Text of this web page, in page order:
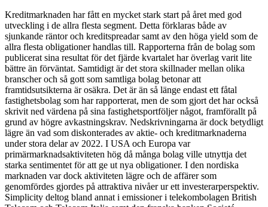
Kreditmarknaden har fått en mycket stark start på året med god
utveckling i de allra flesta segment. Detta förklaras både av
sjunkande räntor och kreditspreadar samt av den höga yield som de
allra flesta obligationer handlas till. Rapporterna från de bolag som
publicerat sina resultat för det fjärde kvartalet har överlag varit lite
bättre än förväntat. Samtidigt är det stora skillnader mellan olika
branscher och så gott som samtliga bolag betonar att
framtidsutsikterna är osäkra. Det är än så länge endast ett fåtal
fastighetsbolag som har rapporterat, men de som gjort det har också
skrivit ned värdena på sina fastighetsportföljer något, framförallt på
grund av högre avkastningskrav. Nedskrivningarna är dock betydligt
lägre än vad som diskonterades av aktie- och kreditmarknaderna
under stora delar av 2022. I USA och Europa var
primärmarknadsaktiviteten hög då många bolag ville utnyttja det
starka sentimentet för att ge ut nya obligationer. I den nordiska
marknaden var dock aktiviteten lägre och de affärer som
genomfördes gjordes på attraktiva nivåer ur ett investerarperspektiv.
Simplicity deltog bland annat i emissioner i telekombolagen British